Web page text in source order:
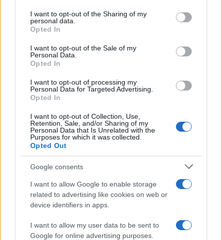
not limited to your visit or usage behaviour. You may click to
grant or deny consent to Google and its third-party tags to
use your data for below specified purposes in below Google
consent section.
I want to opt-out of the Sharing of my
personal data.
Opted In
I want to opt-out of the Sale of my
Personal Data.
Opted In
I want to opt-out of processing my
Personal Data for Targeted Advertising.
Opted In
I want to opt-out of Collection, Use,
Retention, Sale, and/or Sharing of my
Personal Data that Is Unrelated with the
Purposes for which it was collected.
Opted Out
Google consents
I want to allow Google to enable storage
related to advertising like cookies on web or
device identifiers in apps.
I want to allow my user data to be sent to
Google for online advertising purposes.
daGoogle News
Condividi l'articolo
F
a
ce
b
o
o
k
w
it
te
r
Pi
n
re
st
h
s
A
p
S
h
re
Prossimo articolo
Incendio nella notte a Olbia, a fuoco due furgoni
A fuoco un deposito con bombole, intervento dei